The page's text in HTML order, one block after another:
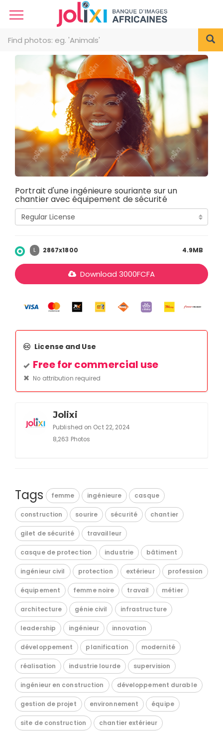
Portrait d'une ingénieure souriante sur un
chantier avec équipement de sécurité
L 2867x1800 4.9MB
Download 3000FCFA
License and Use
Free for commercial use
No attribution required
Jolixi
Published on Oct 22, 2024
8,263 Photos
Tags femme ingénieure casque
construction sourire sécurité chantier
gilet de sécurité travailleur
casque de protection industrie bâtiment
ingénieur civil protection extérieur profession
équipement femme noire travail métier
architecture génie civil infrastructure
leadership ingénieur innovation
développement planification modernité
réalisation industrie lourde supervision
ingénieur en construction développement durable
gestion de projet environnement équipe
site de construction chantier extérieur